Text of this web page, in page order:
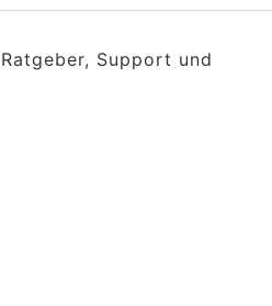
Support und